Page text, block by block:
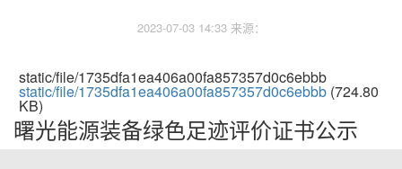
2023-07-03 14:33 来源：
static/file/1735dfa1ea406a00fa857357d0c6ebbb
static/file/1735dfa1ea406a00fa857357d0c6ebbb (724.80
KB)
曙光能源装备绿色足迹评价证书公示